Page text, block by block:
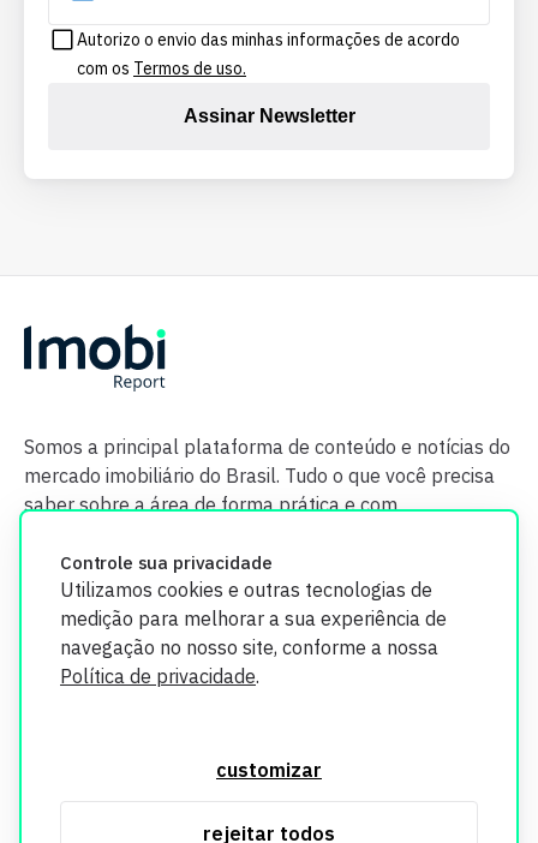
Controle sua privacidade
Utilizamos cookies e outras tecnologias de
medição para melhorar a sua experiência de
navegação no nosso site, conforme a nossa
Política de privacidade.
customizar
rejeitar todos
Autorizo o envio das minhas informações de acordo
com os Termos de uso.
Assinar Newsletter
Somos a principal plataforma de conteúdo e notícias do
mercado imobiliário do Brasil. Tudo o que você precisa
saber sobre a área de forma prática e com
segurança. Todos os dados coletados em nosso site são
utilizados exclusivamente para fins de aprimoramento de
informações, consulte nossa Política de Privacidade.